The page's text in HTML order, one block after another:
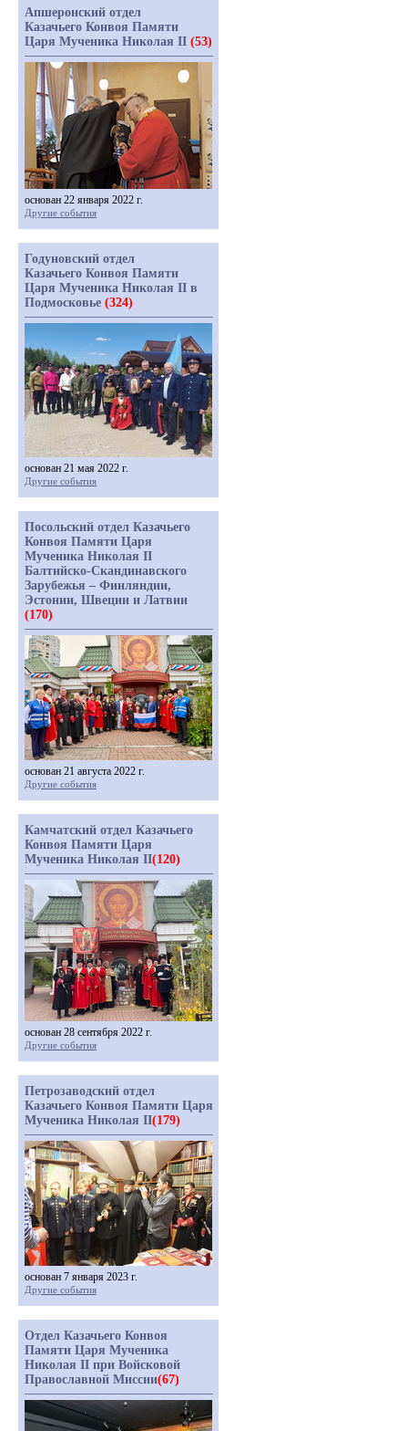
Апшеронский отдел
Казачьего Конвоя Памяти
Царя Мученика Николая II (53)
основан 22 января 2022 г.
Другие события
Годуновский отдел
Казачьего Конвоя Памяти
Царя Мученика Николая II в
Подмосковье (324)
основан 21 мая 2022 г.
Другие события
Посольский отдел Казачьего
Конвоя Памяти Царя
Мученика Николая II
Балтийско-Скандинавского
Зарубежья – Финляндии,
Эстонии, Швеции и Латвии
(170)
основан 21 августа 2022 г.
Другие события
Камчатский отдел Казачьего
Конвоя Памяти Царя
Мученика Николая II(120)
основан 28 сентября 2022 г.
Другие события
Петрозаводский отдел
Казачьего Конвоя Памяти Царя
Мученика Николая II(179)
основан 7 января 2023 г.
Другие события
Отдел Казачьего Конвоя
Памяти Царя Мученика
Николая II при Войсковой
Православной Миссии(67)